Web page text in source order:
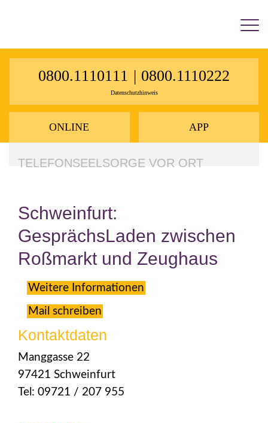
0800.1110111 | 0800.1110222
Datenschutzhinweis
ONLINE APP
TELEFONSEELSORGE VOR ORT
Schweinfurt:
GesprächsLaden zwischen
Roßmarkt und Zeughaus
Weitere Informationen
Mail schreiben
Kontaktdaten
Manggasse 22
97421 Schweinfurt
Tel: 09721 / 207 955